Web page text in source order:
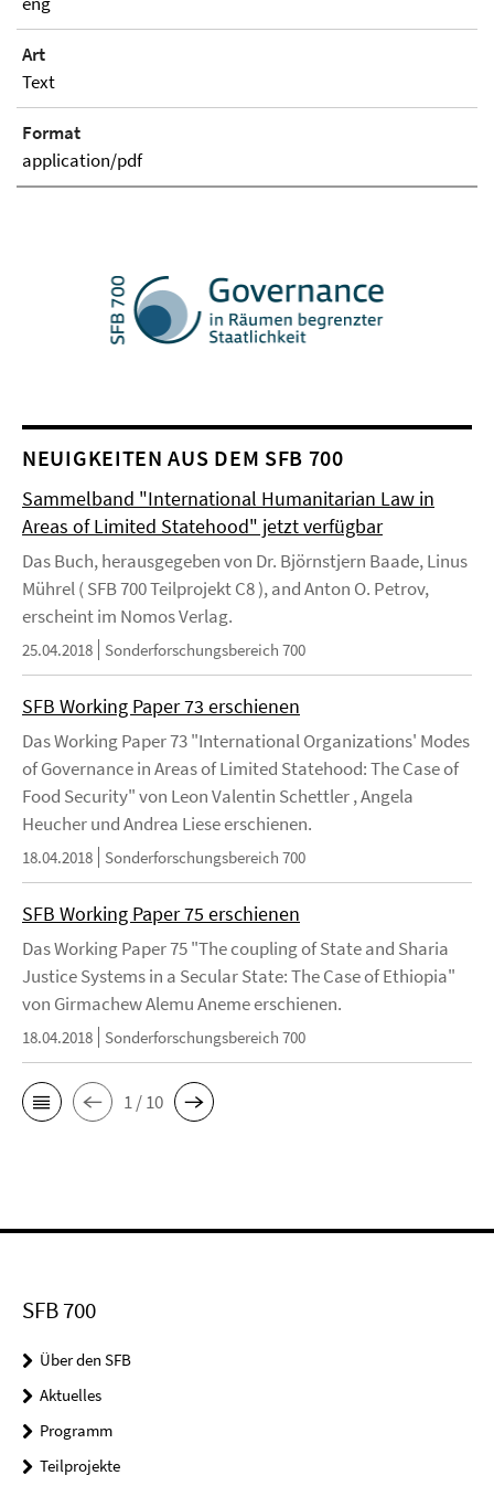
Art
Text
Format
application/pdf
NEUIGKEITEN AUS DEM SFB 700
Sammelband "International Humanitarian Law in
Areas of Limited Statehood" jetzt verfügbar
Das Buch, herausgegeben von Dr. Björnstjern Baade, Linus
Mührel ( SFB 700 Teilprojekt C8 ), and Anton O. Petrov,
erscheint im Nomos Verlag.
25.04.2018 Sonderforschungsbereich 700
SFB Working Paper 73 erschienen
Das Working Paper 73 "International Organizations' Modes
of Governance in Areas of Limited Statehood: The Case of
Food Security" von Leon Valentin Schettler , Angela
Heucher und Andrea Liese erschienen.
18.04.2018 Sonderforschungsbereich 700
SFB Working Paper 75 erschienen
Das Working Paper 75 "The coupling of State and Sharia
Justice Systems in a Secular State: The Case of Ethiopia"
von Girmachew Alemu Aneme erschienen.
18.04.2018 Sonderforschungsbereich 700
1 / 10
SFB 700
Über den SFB
Aktuelles
Programm
Teilprojekte